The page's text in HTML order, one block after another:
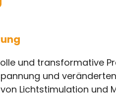
und transformative
und
Lichtstimulation und